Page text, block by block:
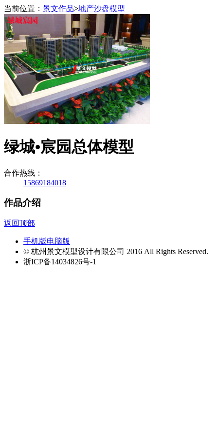
当前位置： 景文作品>地产沙盘模型
绿城•宸园总体模型
合作热线：
15869184018
作品介绍
返回顶部
手机版电脑版
© 杭州景文模型设计有限公司 2016 All Rights Reserved.
浙ICP备14034826号-1